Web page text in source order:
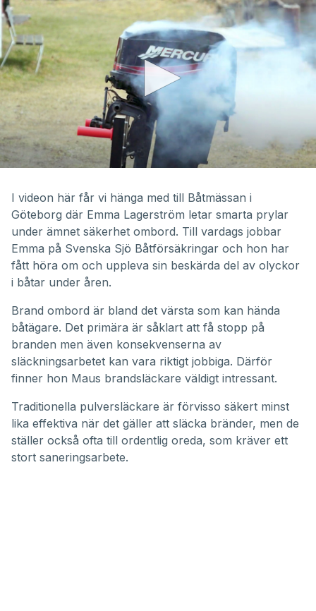
minutes,
I videon här får vi hänga med till Båtmässan i
Göteborg där Emma Lagerström letar smarta prylar
under ämnet säkerhet ombord. Till vardags jobbar
Emma på Svenska Sjö Båtförsäkringar och hon har
fått höra om och uppleva sin beskärda del av olyckor
i båtar under åren.
Brand ombord är bland det värsta som kan hända
båtägare. Det primära är såklart att få stopp på
branden men även konsekvenserna av
släckningsarbetet kan vara riktigt jobbiga. Därför
finner hon Maus brandsläckare väldigt intressant.
Traditionella pulversläckare är förvisso säkert minst
lika effektiva när det gäller att släcka bränder, men de
ställer också ofta till ordentlig oreda, som kräver ett
stort saneringsarbete.